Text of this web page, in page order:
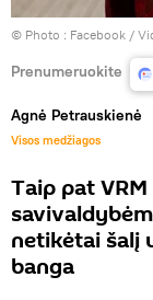
© Photo : Facebook /
Prenumeruokite
Agnė Petrauskienė
Visos medžiagos
Taip pat
netikėtai šalį
banga